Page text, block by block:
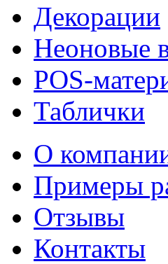
Декорации
Неоновые
POS-
Таблички
О
Примеры
Отзывы
Контакты